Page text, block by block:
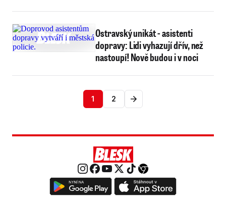
Ostravský unikát - asistenti
dopravy: Lidi vyhazují dřív, než
nastoupí! Nově budou i v noci
1 2